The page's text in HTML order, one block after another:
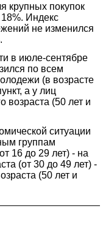
крупных покупок
Индекс
не изменился
в июле-сентябре
по всем
(в возрасте
а у лиц
возраста (50 лет и
ситуации
группам
16 до 29 лет) - на
(от 30 до 49 лет) -
(50 лет и